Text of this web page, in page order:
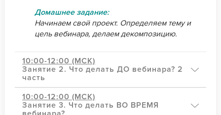
Домашнее задание:
Начинаем свой проект. Определяем тему и
цель вебинара, делаем декомпозицию.
10:00-12:00 (МСК)
Занятие 2. Что делать ДО вебинара? 2
часть
10:00-12:00 (МСК)
Занятие 3. Что делать ВО ВРЕМЯ